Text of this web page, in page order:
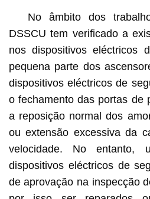
No âmbito dos
DSSCU tem verificado a
nos dispositivos eléctricos
pequena parte dos
dispositivos eléctricos de
o fechamento das portas de
a reposição normal dos
ou extensão excessiva da
velocidade. No entanto,
dispositivos eléctricos de
de aprovação na inspecção